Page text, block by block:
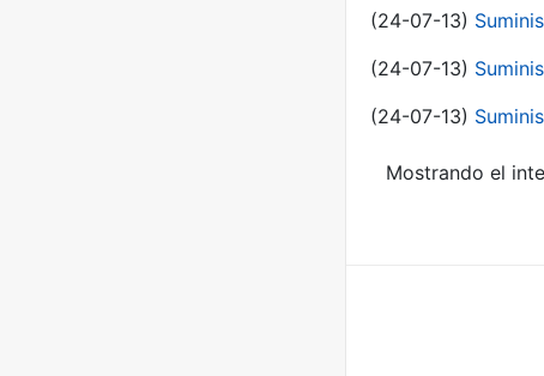
(24-07-13)
(24-07-13)
(24-07-13)
Mostrando el